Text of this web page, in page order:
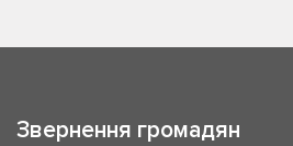
Звернення громадян